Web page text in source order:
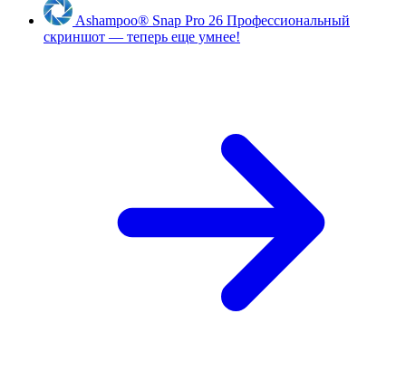
Ashampoo® Snap Pro 26 Профессиональный
скриншот — теперь еще умнее!